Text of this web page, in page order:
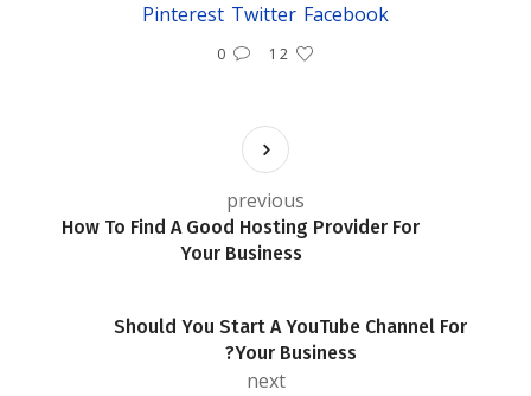
Facebook
Twitter
Pinterest
12
0
How To Find A Good Hosting Provider For
Your Business
previous
Should You Start A YouTube Channel For
Your Business?
next